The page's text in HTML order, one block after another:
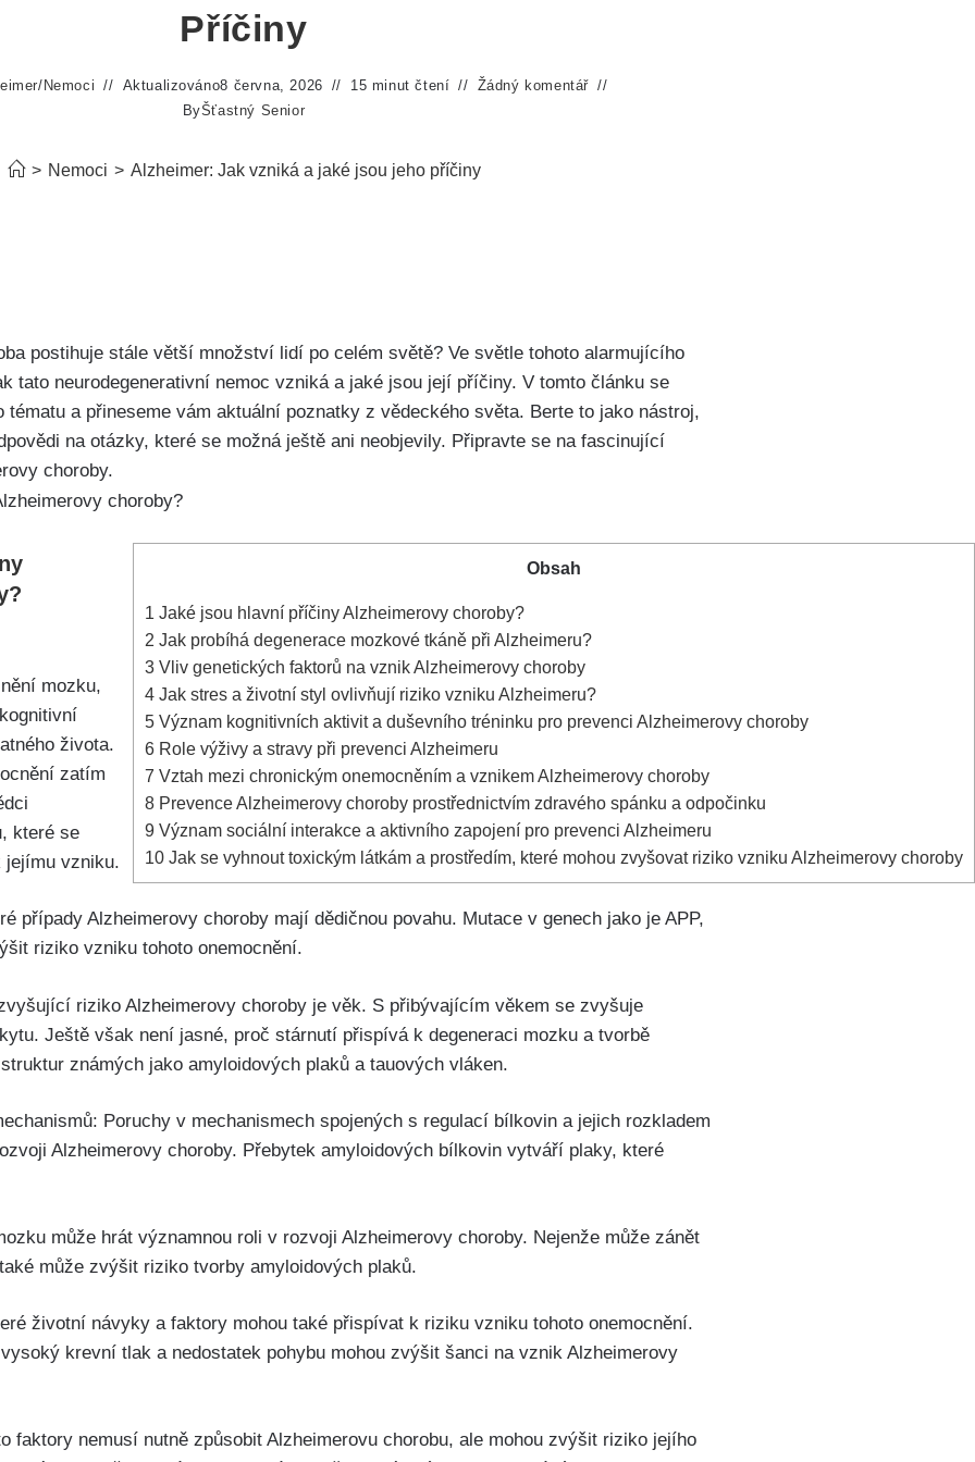
Příčiny
/ Nemoci Aktualizováno8 června, 2026 15 minut čtení
Žádný komentář
ByŠťastný Senior
> Nemoci > Alzheimer: Jak vzniká a jaké jsou jeho příčiny
postihuje stále větší množství lidí po celém světě? Ve světle tohoto alarmujícího
tato neurodegenerativní nemoc vzniká a jaké jsou její příčiny. V tomto článku se
tématu a přineseme vám aktuální poznatky z vědeckého světa. Berte to jako nástroj,
na otázky, které se možná ještě ani neobjevily. Připravte se na fascinující
choroby.
Obsah
1 Jaké jsou hlavní příčiny Alzheimerovy choroby?
2 Jak probíhá degenerace mozkové tkáně při Alzheimeru?
3 Vliv genetických faktorů na vznik Alzheimerovy choroby
4 Jak stres a životní styl ovlivňují riziko vzniku Alzheimeru?
5 Význam kognitivních aktivit a duševního tréninku pro prevenci Alzheimerovy choroby
6 Role výživy a stravy při prevenci Alzheimeru
7 Vztah mezi chronickým onemocněním a vznikem Alzheimerovy choroby
8 Prevence Alzheimerovy choroby prostřednictvím zdravého spánku a odpočinku
9 Význam sociální interakce a aktivního zapojení pro prevenci Alzheimeru
10 Jak se vyhnout toxickým látkám a prostředím, které mohou zvyšovat riziko vzniku Alzheimerovy choroby
mozku,
života.
zatím
které se
jejímu vzniku.
případy Alzheimerovy choroby mají dědičnou povahu. Mutace v genech jako je APP,
riziko vzniku tohoto onemocnění.
riziko Alzheimerovy choroby je věk. S přibývajícím věkem se zvyšuje
Ještě však není jasné, proč stárnutí přispívá k degeneraci mozku a tvorbě
známých jako amyloidových plaků a tauových vláken.
Poruchy v mechanismech spojených s regulací bílkovin a jejich rozkladem
Alzheimerovy choroby. Přebytek amyloidových bílkovin vytváří plaky, které
může hrát významnou roli v rozvoji Alzheimerovy choroby. Nejenže může zánět
může zvýšit riziko tvorby amyloidových plaků.
životní návyky a faktory mohou také přispívat k riziku vzniku tohoto onemocnění.
krevní tlak a nedostatek pohybu mohou zvýšit šanci na vznik Alzheimerovy
faktory nemusí nutně způsobit Alzheimerovu chorobu, ale mohou zvýšit riziko jejího